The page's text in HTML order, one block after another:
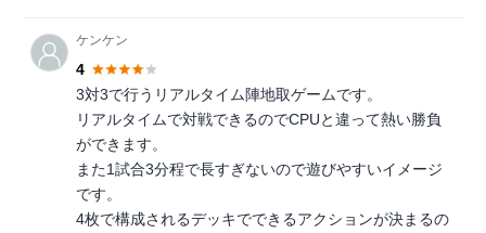
ケンケン
4
3対3で行うリアルタイム陣地取ゲームです。
リアルタイムで対戦できるのでCPUと違って熱い勝負
ができます。
また1試合3分程で長すぎないので遊びやすいイメージ
です。
4枚で構成されるデッキでできるアクションが決まるの